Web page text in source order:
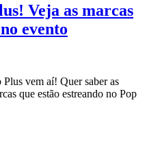
Veja as marcas
evento
vem aí! Quer saber as
que estão estreando no Pop